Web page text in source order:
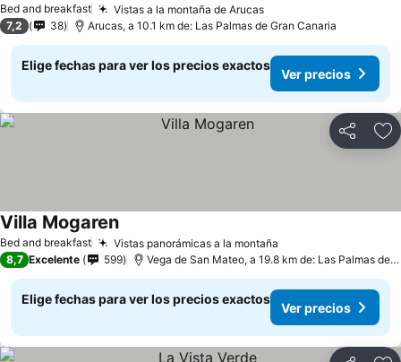
Bed and breakfast Vistas a la montaña de Arucas
7,2 38 Arucas, a 10.1 km de: Las Palmas de Gran Canaria
Elige fechas para ver los precios exactos
Ver precios
Compartir
Bed and breakfast Vistas panorámicas a la montaña
Villa Mogaren
8,7 Excelente 599 Vega de San Mateo, a 19.8 km de: Las Palmas de Gran Canaria
Elige fechas para ver los precios exactos
Ver precios